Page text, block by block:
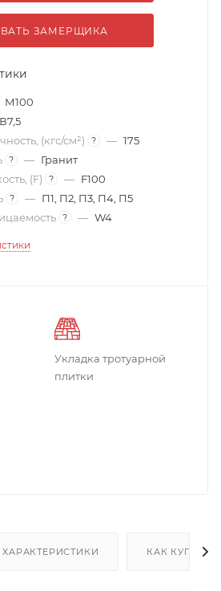
ЗАМЕРЩИКА
М100
В7,5
(кгс/см²)
? — 175
? — Гранит
(F)
? — F100
? — П1, П2, П3, П4, П5
? — W4
Укладка тротуарной
плитки
ХАРАКТЕРИСТИКИ КАК КУПИТЬ